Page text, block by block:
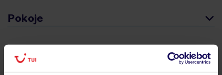
Pokoje
Wyżywienie